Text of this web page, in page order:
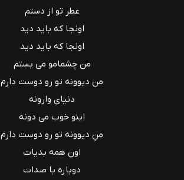
عطر تو از دستم
اونجا که باید دید
اونجا که باید دید
من چشمامو می بستم
من دیوونه تو رو دوست دارم
دنیای وارونه
اینو خوب می دونه
منِ دیوونه تو رو دوست دارم
اون همه بدیات
دوباره با صدات